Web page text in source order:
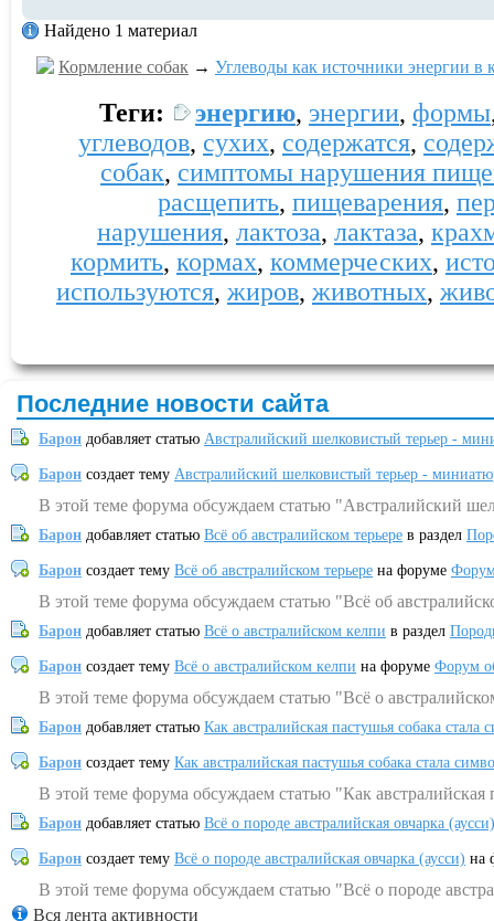
Найдено 1 материал
Кормление собак → Углеводы как источники энергии в
Теги: энергию, энергии, формы
углеводов, сухих, содержатся,
собак, симптомы нарушения
расщепить, пищеварения,
нарушения, лактоза, лактаза,
кормить, кормах, коммерческих,
используются, жиров, животных,
Последние новости сайта
Барон добавляет статью Австралийский шелковистый терьер -
Барон создает тему Австралийский шелковистый терьер -
В этой теме форума обсуждаем статью "Австралийский
Барон добавляет статью Всё об австралийском терьере в раздел
Барон создает тему Всё об австралийском терьере на форуме
В этой теме форума обсуждаем статью "Всё об
Барон добавляет статью Всё о австралийском келпи в раздел
Барон создает тему Всё о австралийском келпи на форуме Форум
В этой теме форума обсуждаем статью "Всё о
Барон добавляет статью Как австралийская пастушья собака
Барон создает тему Как австралийская пастушья собака стала
В этой теме форума обсуждаем статью "Как
Барон добавляет статью Всё о породе австралийская овчарка (аусси)
Барон создает тему Всё о породе австралийская овчарка (аусси) на
В этой теме форума обсуждаем статью "Всё о породе
Вся лента активности